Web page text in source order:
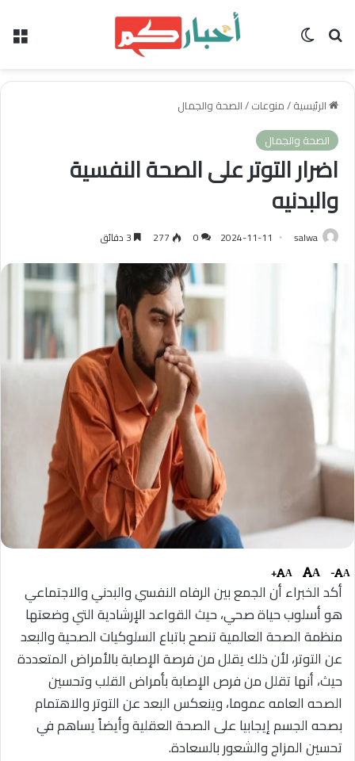
بحث عن الوضع المظلم
الرئيسية/منوعات/الصحة والجمال
الصحة والجمال
اضرار التوتر على الصحة النفسية
والبدنيه
salwa
2024-11-11
0
277
A
-
A
A
+
أكد الخبراء أن الجمع بين الرفاه النفسي والبدني والاجتماعي
هو أسلوب حياة صحي، حيث القواعد الإرشادية التي وضعتها
منظمة الصحة العالمية تنصح باتباع السلوكيات الصحية والبعد
عن التوتر، لأن ذلك يقلل من فرصة الإصابة بالأمراض المتعددة
حيث، أنها تقلل من فرص الإصابة بأمراض القلب وتحسين
الصحه العامه عموما، وينعكس البعد عن التوتر والاهتمام
بصحه الجسم إيجابيا على الصحة العقلية وأيضاً يساهم في
تحسين المزاج والشعور بالسعادة.